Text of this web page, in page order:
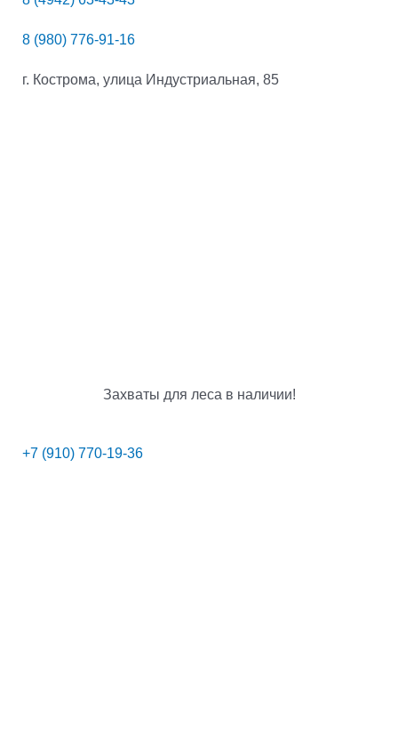
8 (980) 776-91-16
г. Кострома, улица Индустриальная, 85
Захваты для леса в наличии!
+7 (910) 770-19-36